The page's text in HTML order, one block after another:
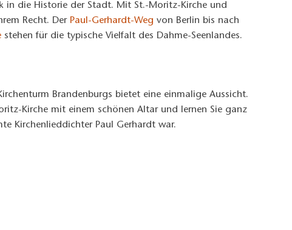
in die Historie der Stadt. Mit St.-Moritz-Kirche und
Recht. Der Paul-Gerhardt-Weg von Berlin bis nach
stehen für die typische Vielfalt des Dahme-Seenlandes.
Brandenburgs bietet eine einmalige Aussicht.
Kirche mit einem schönen Altar und lernen Sie ganz
Kirchenlieddichter Paul Gerhardt war.